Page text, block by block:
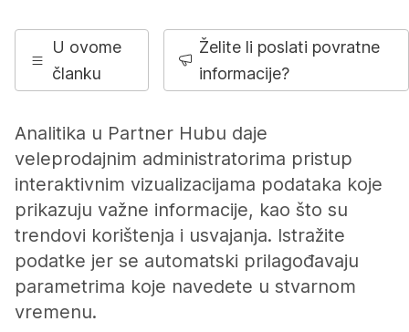
U ovome
članku
Želite li poslati povratne
informacije?
Analitika u Partner Hubu daje
veleprodajnim administratorima pristup
interaktivnim vizualizacijama podataka koje
prikazuju važne informacije, kao što su
trendovi korištenja i usvajanja. Istražite
podatke jer se automatski prilagođavaju
parametrima koje navedete u stvarnom
vremenu.